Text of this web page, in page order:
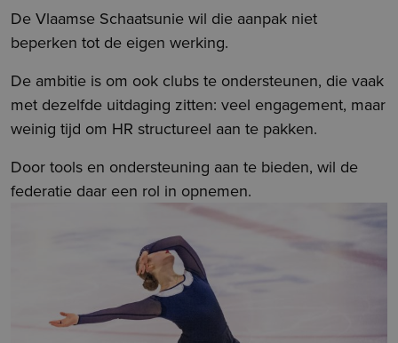
De Vlaamse Schaatsunie wil die aanpak niet
beperken tot de eigen werking.
De ambitie is om ook clubs te ondersteunen, die vaak
met dezelfde uitdaging zitten: veel engagement, maar
weinig tijd om HR structureel aan te pakken.
Door tools en ondersteuning aan te bieden, wil de
federatie daar een rol in opnemen.